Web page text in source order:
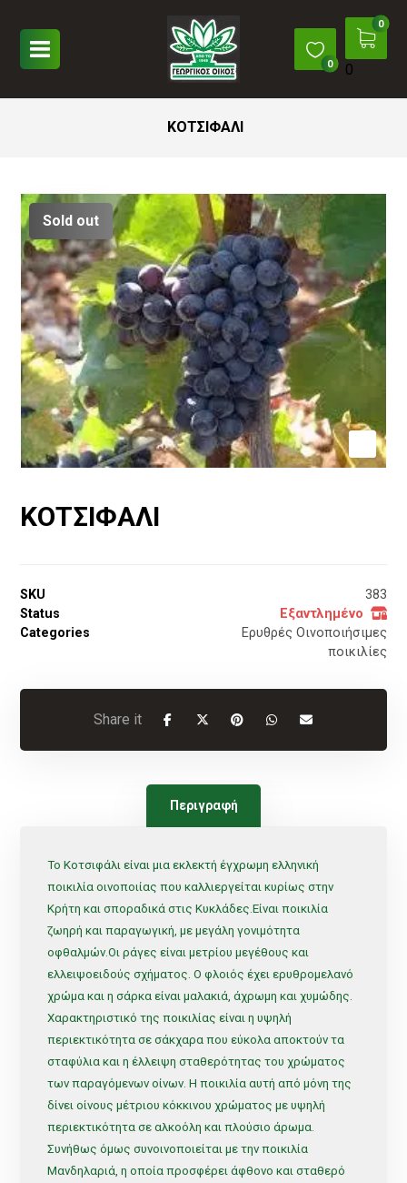
0
ΚΟΤΣΙΦΑΛΙ
Sold out
ΚΟΤΣΙΦΑΛΙ
SKU
383
Status
Εξαντλημένο
Categories
Ερυθρές Οινοποιήσιμες
ποικιλίες
Περιγραφή
Το Κοτσιφάλι είναι μια εκλεκτή έγχρωμη ελληνική
ποικιλία οινοποιίας που καλλιεργείται κυρίως στην
Κρήτη και σποραδικά στις Κυκλάδες.Είναι ποικιλία
ζωηρή και παραγωγική, με μεγάλη γονιμότητα
οφθαλμών.Οι ράγες είναι μετρίου μεγέθους και
ελλειψοειδούς σχήματος. Ο φλοιός έχει ερυθρομελανό
χρώμα και η σάρκα είναι μαλακιά, άχρωμη και χυμώδης.
Χαρακτηριστικό της ποικιλίας είναι η υψηλή
περιεκτικότητα σε σάκχαρα που εύκολα αποκτούν τα
σταφύλια και η έλλειψη σταθερότητας του χρώματος
των παραγόμενων οίνων.Η ποικιλία αυτή από μόνη της
δίνει οίνους μέτριου κόκκινου χρώματος με υψηλή
περιεκτικότητα σε αλκοόλη και πλούσιο άρωμα.
Συνήθως όμως συνοινοποιείται με την ποικιλία
Μανδηλαριά, η οποία προσφέρει άφθονο και σταθερό